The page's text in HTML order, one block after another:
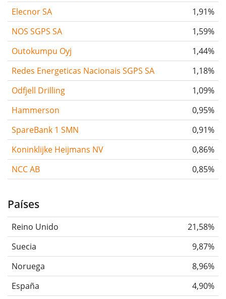
Elecnor SA
1,91%
NOS SGPS SA
1,59%
Outokumpu Oyj
1,44%
Redes Energeticas Nacionais SGPS SA
1,18%
Odfjell Drilling
1,09%
Hammerson
0,95%
SpareBank 1 SMN
0,91%
Koninklijke Heijmans NV
0,86%
NCC AB
0,85%
Países
Reino Unido
21,58%
Suecia
9,87%
Noruega
8,96%
España
4,90%